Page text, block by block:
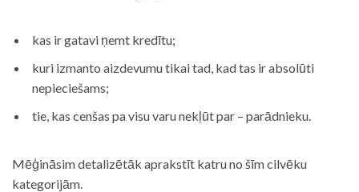
kas ir gatavi ņemt kredītu;
kuri izmanto aizdevumu tikai tad, kad tas ir absolūti
nepieciešams;
tie, kas cenšas pa visu varu nekļūt par – parādnieku.
Mēģināsim detalizētāk aprakstīt katru no šīm cilvēku
kategorijām.